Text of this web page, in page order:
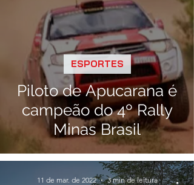
Piloto de Apucarana é
campeão do 4º Rally
Minas Brasil
ESPORTES
11 de mar. de 2022 3 min de leitura